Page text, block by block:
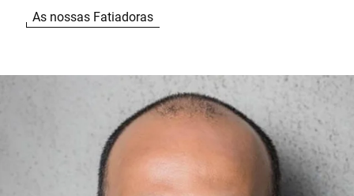
As nossas Fatiadoras